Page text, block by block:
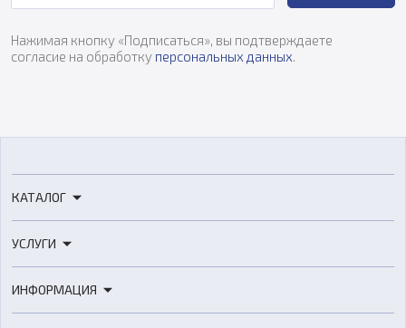
Нажимая кнопку «Подписаться», вы подтверждаете
согласие на обработку персональных данных.
КАТАЛОГ
3D-сканеры
Расходные материалы
УСЛУГИ
3D-моделирование
ИНФОРМАЦИЯ